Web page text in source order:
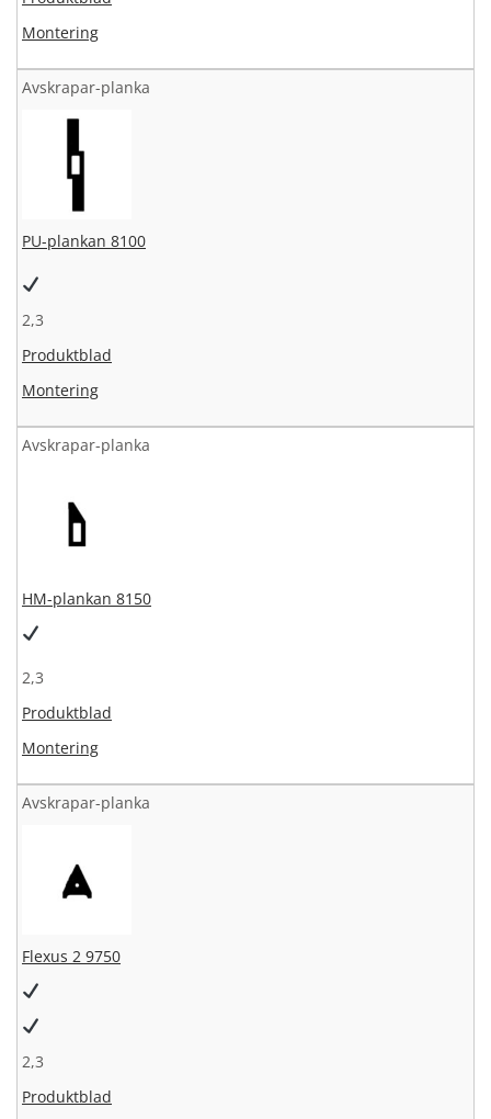
Montering
Avskrapar-planka
PU-plankan 8100
2,3
Produktblad
Montering
Avskrapar-planka
HM-plankan 8150
2,3
Produktblad
Montering
Avskrapar-planka
Flexus 2 9750
2,3
Produktblad